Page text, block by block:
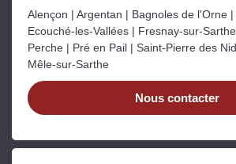
Alençon | Argentan | Bagnoles de l'Orne |
Ecouché-les-Vallées | Fresnay-sur-
Perche | Pré en Pail | Saint-Pierre des
Mêle-sur-Sarthe
Nous contacter